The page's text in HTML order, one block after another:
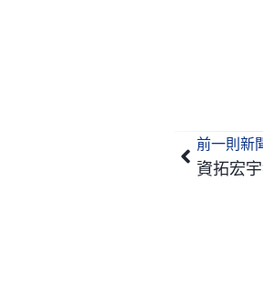
上一頁
前一則新
資拓宏